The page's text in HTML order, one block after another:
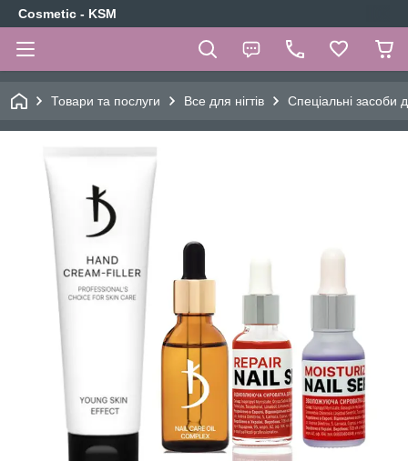
Cosmetic - KSM
Товари та послуги Все для нігтів Спеціальні засоби